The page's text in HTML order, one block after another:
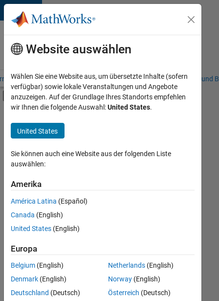
Weiter zum Inhalt
Karriere
bei
MathWorks
– Übersicht Stellensuche Niederlassungen Studierende und
Umschaltung für Off-Canvas-
Hauptinhalt
Praktika
Information Technology
Commercial Sales
Customer Support
Education Sales
Sales Operations
Business Model Team
Finance and Operations
+8
Derzeit
es
keine
offenen
Stellen,
Ihren
Suchkriterien
entsprechen.
können
Website auswählen
Wählen Sie eine Website aus, um übersetzte Inhalte (sofern
verfügbar) sowie lokale Veranstaltungen und Angebote
anzuzeigen. Auf der Grundlage Ihres Standorts empfehlen
wir Ihnen die folgende Auswahl:United States.
United States
Sie können auch eine Website aus der folgenden Liste
auswählen:
Amerika
América Latina (Español)
Canada (English)
United States (English)
Europa
Belgium (English)
Denmark (English)
Deutschland (Deutsch)
Netherlands(English)
Norway(English)
Österreich (Deutsch)